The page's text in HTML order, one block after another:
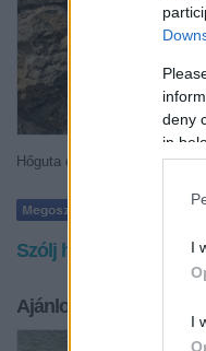
deny
in
I
I
Hőguta ellen ez is hatásos
Szólj hozzá!
Ajánlott bejegyzések: